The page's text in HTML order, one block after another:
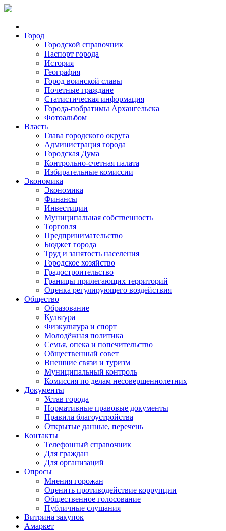
Город
Городской справочник
Паспорт города
История
География
Город воинской славы
Почетные граждане
Статистическая информация
Города-побратимы Архангельска
Фотоальбом
Власть
Глава городского округа
Администрация города
Городская Дума
Контрольно-счетная палата
Избирательные комиссии
Экономика
Экономика
Финансы
Инвестиции
Муниципальная собственность
Торговля
Предпринимательство
Бюджет города
Труд и занятость населения
Городское хозяйство
Градостроительство
Границы прилегающих территорий
Оценка регулирующего воздействия
Общество
Образование
Культура
Физкультура и спорт
Молодёжная политика
Семья, опека и попечительство
Общественный совет
Внешние связи и туризм
Муниципальный контроль
Комиссия по делам несовершеннолетних
Документы
Устав города
Нормативные правовые документы
Правила благоустройства
Открытые данные, перечень
Контакты
Телефонный справочник
Для граждан
Для организаций
Опросы
Мнения горожан
Оценить противодействие коррупции
Общественное голосование
Публичные слушания
Витрина закупок
Амаркет